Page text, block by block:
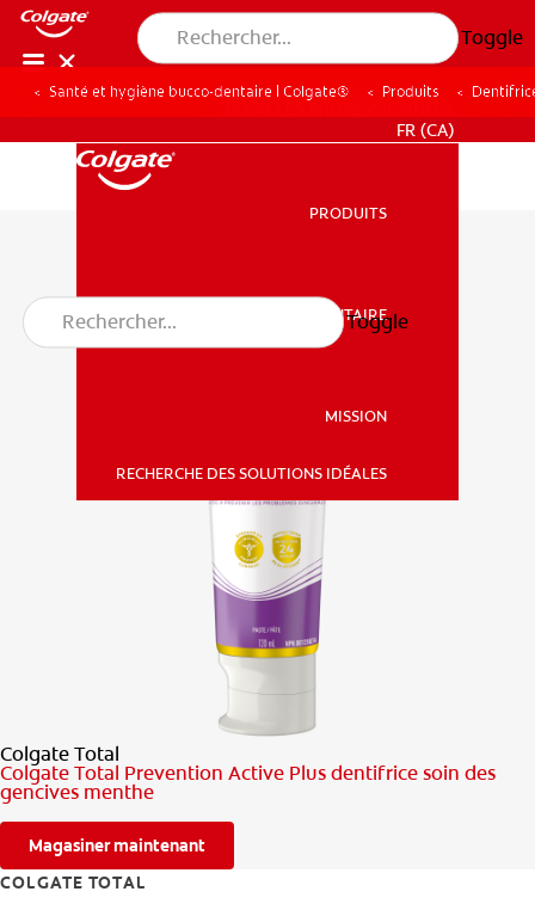
Toggle
SANTÉ BUCCO-DENTAIRE
RECHERCHE DES SOLUTIONS IDÉALES
FR (CA)
PRODUITS
SANTÉ BUCCO-DENTAIRE
MISSION
RECHERCHE DES SOLUTIONS IDÉALES
Toggle
Santé et hygiène bucco-dentaire | Colgate® Produits
Colgate Total
Colgate Total Prevention Active Plus dentifrice soin des
gencives menthe
Magasiner maintenant
COLGATE TOTAL